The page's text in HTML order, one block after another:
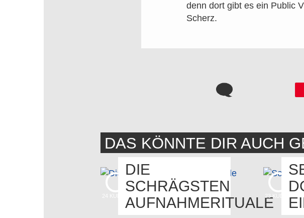
denn dort gibt es ein Public
Scherz.
DAS KÖNNTE DIR AUCH
KUDOS
DIE
SCHRÄGSTEN
AUFNAHMERITUALEKUDOS